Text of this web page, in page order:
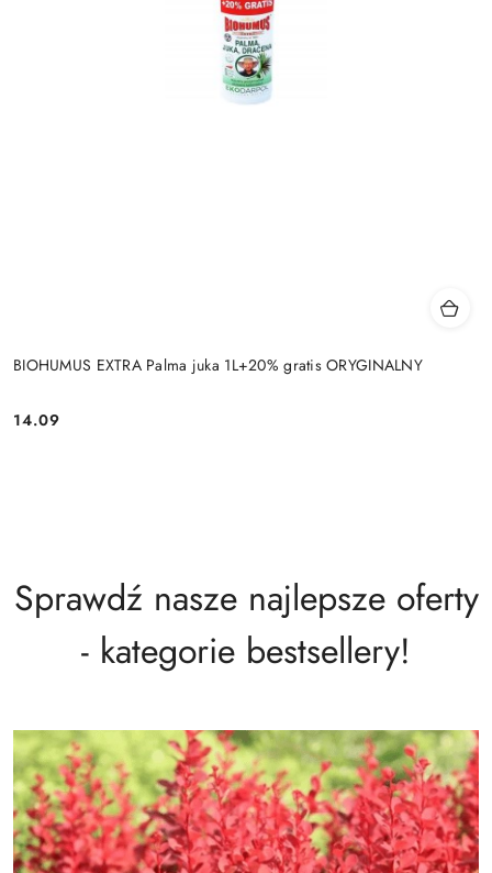
BIOHUMUS EXTRA Palma juka 1L+20% gratis ORYGINALNY
Cena:
14.09
Sprawdź nasze najlepsze oferty
- kategorie bestsellery!